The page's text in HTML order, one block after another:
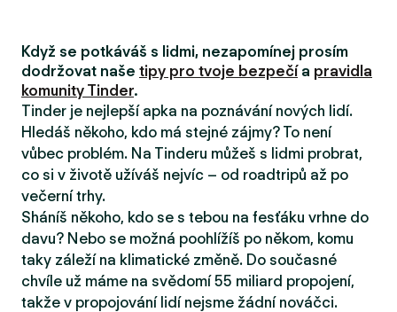
Když se potkáváš s lidmi, nezapomínej prosím
dodržovat naše tipy pro tvoje bezpečía pravidla
komunity Tinder.
Tinder je nejlepší apka na poznávání nových lidí.
Hledáš někoho, kdo má stejné zájmy? To není
vůbec problém. Na Tinderu můžeš s lidmi probrat,
co si v životě užíváš nejvíc – od roadtripů až po
večerní trhy.
Sháníš někoho, kdo se s tebou na fesťáku vrhne do
davu? Nebo se možná poohlížíš po někom, komu
taky záleží na klimatické změně. Do současné
chvíle už máme na svědomí 55 miliard propojení,
takže v propojování lidí nejsme žádní nováčci.